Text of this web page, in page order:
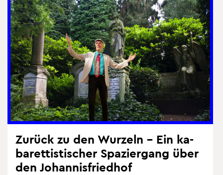
Zu­rück zu den Wur­zeln – Ein ka­
ba­ret­tis­ti­scher Spa­zier­gang über
den Jo­han­nis­fried­hof